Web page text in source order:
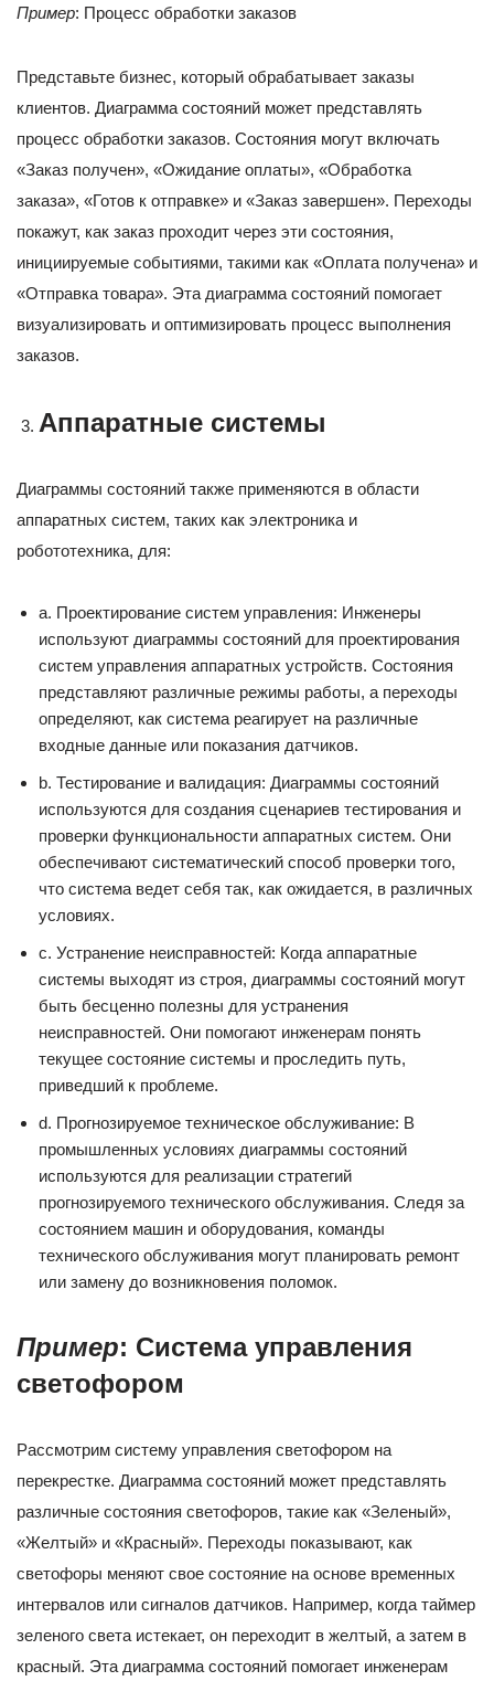
Пример: Процесс обработки заказов
Представьте бизнес, который обрабатывает заказы
клиентов. Диаграмма состояний может представлять
процесс обработки заказов. Состояния могут включать
«Заказ получен», «Ожидание оплаты», «Обработка
заказа», «Готов к отправке» и «Заказ завершен». Переходы
покажут, как заказ проходит через эти состояния,
инициируемые событиями, такими как «Оплата получена» и
«Отправка товара». Эта диаграмма состояний помогает
визуализировать и оптимизировать процесс выполнения
заказов.
Аппаратные системы
Диаграммы состояний также применяются в области
аппаратных систем, таких как электроника и
робототехника, для:
a. Проектирование систем управления: Инженеры
используют диаграммы состояний для проектирования
систем управления аппаратных устройств. Состояния
представляют различные режимы работы, а переходы
определяют, как система реагирует на различные
входные данные или показания датчиков.
b. Тестирование и валидация: Диаграммы состояний
используются для создания сценариев тестирования и
проверки функциональности аппаратных систем. Они
обеспечивают систематический способ проверки того,
что система ведет себя так, как ожидается, в различных
условиях.
c. Устранение неисправностей: Когда аппаратные
системы выходят из строя, диаграммы состояний могут
быть бесценно полезны для устранения
неисправностей. Они помогают инженерам понять
текущее состояние системы и проследить путь,
приведший к проблеме.
d. Прогнозируемое техническое обслуживание: В
промышленных условиях диаграммы состояний
используются для реализации стратегий
прогнозируемого технического обслуживания. Следя за
состоянием машин и оборудования, команды
технического обслуживания могут планировать ремонт
или замену до возникновения поломок.
Пример: Система управления
светофором
Рассмотрим систему управления светофором на
перекрестке. Диаграмма состояний может представлять
различные состояния светофоров, такие как «Зеленый»,
«Желтый» и «Красный». Переходы показывают, как
светофоры меняют свое состояние на основе временных
интервалов или сигналов датчиков. Например, когда таймер
зеленого света истекает, он переходит в желтый, а затем в
красный. Эта диаграмма состояний помогает инженерам